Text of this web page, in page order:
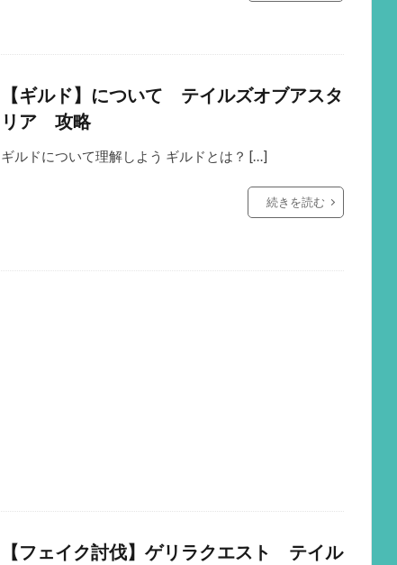
【ギルド】について テイルズオブアスタ
リア 攻略
ギルドについて理解しよう ギルドとは？ […]
続きを読む
【フェイク討伐】ゲリラクエスト テイル